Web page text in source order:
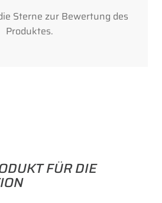
Sterne zur Bewertung des
Produktes.
FÜR DIE